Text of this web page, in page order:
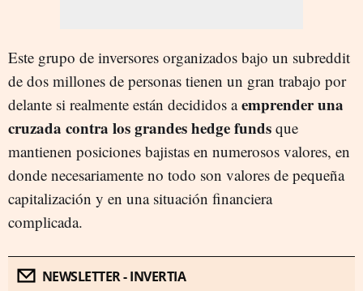
Este grupo de inversores organizados bajo un subreddit
de dos millones de personas tienen un gran trabajo por
delante si realmente están decididos aemprender una
cruzada contra los grandes hedge funds que
mantienen posiciones bajistas en numerosos valores, en
donde necesariamente no todo son valores de pequeña
capitalización y en una situación financiera
complicada.
NEWSLETTER - INVERTIA